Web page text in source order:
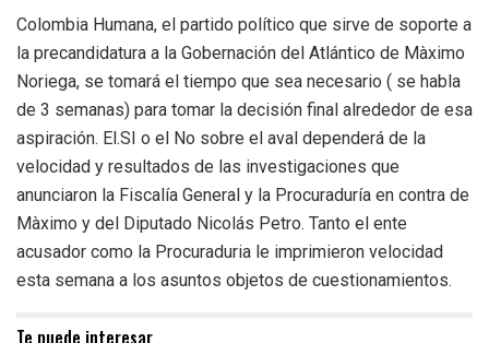
Colombia Humana, el partido político que sirve de soporte a
la precandidatura a la Gobernación del Atlántico de Màximo
Noriega, se tomará el tiempo que sea necesario ( se habla
de 3 semanas) para tomar la decisión final alrededor de esa
aspiración. El.SI o el No sobre el aval dependerá de la
velocidad y resultados de las investigaciones que
anunciaron la Fiscalía General y la Procuraduría en contra de
Màximo y del Diputado Nicolás Petro. Tanto el ente
acusador como la Procuraduria le imprimieron velocidad
esta semana a los asuntos objetos de cuestionamientos.